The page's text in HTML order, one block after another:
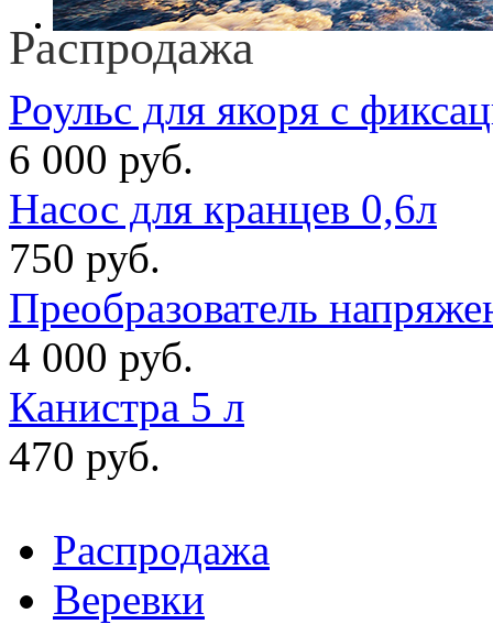
Распродажа
Роульс для якоря с
6 000 руб.
Насос для кранцев 0,6л
750 руб.
Преобразователь
4 000 руб.
Канистра 5 л
470 руб.
Распродажа
Веревки